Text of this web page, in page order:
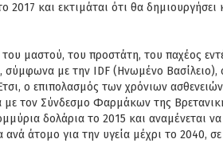
και εκτιμάται ότι θα
μαστού, του προστάτη, του παχέος
σύμφωνα με την IDF (Ηνωμένο
ο επιπολασμός των χρόνιων
τον Σύνδεσμο Φαρμάκων της
δολάρια το 2015 και αναμένεται
άτομο για την υγεία μέχρι το 2040,